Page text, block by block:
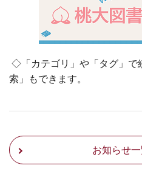
◇「カテゴリ」や「タグ」で
索」もできます。
お知らせ